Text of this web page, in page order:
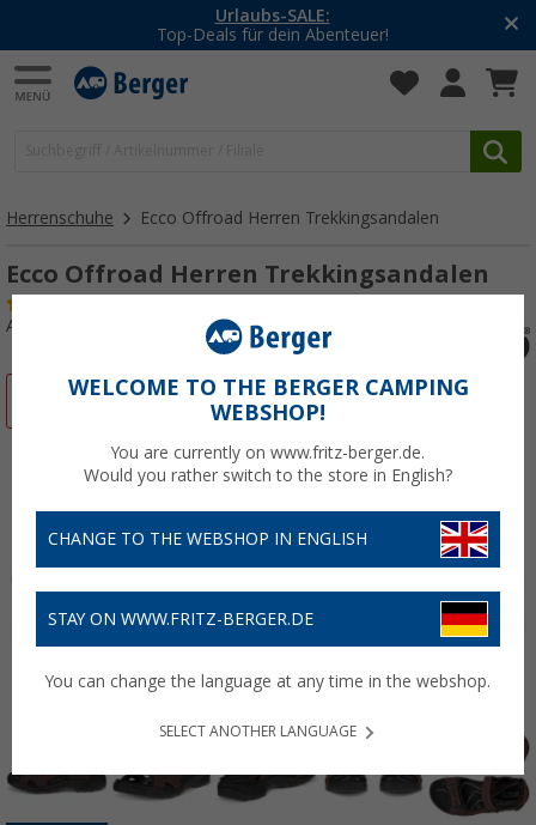
Urlaubs-SALE:
Top-Deals für dein Abenteuer!
Herrenschuhe Ecco Offroad Herren Trekkingsandalen
Ecco Offroad Herren Trekkingsandalen
Art.-Nr.: 41065541
WELCOME TO THE BERGER CAMPING
WEBSHOP!
You are currently on www.fritz-berger.de.
Would you rather switch to the store in English?
CHANGE TO THE WEBSHOP IN ENGLISH
STAY ON WWW.FRITZ-BERGER.DE
You can change the language at any time in the webshop.
SELECT ANOTHER LANGUAGE